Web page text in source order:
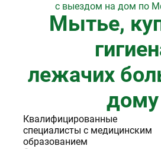
Москва
с выездом на дом по
Мытье,
лежачих
дому
Квалифицированные
специалисты с медицинским
образованием